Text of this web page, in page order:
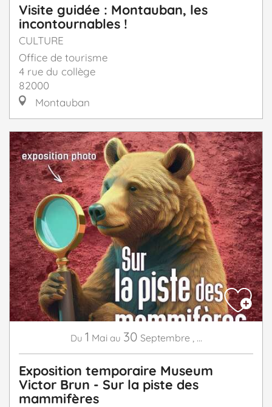
Visite guidée : Montauban, les
incontournables !
CULTURE
Office de tourisme
4 rue du collège
82000
Montauban
Du 1 Mai au 30 Septembre ...
Exposition temporaire Museum
Victor Brun - Sur la piste des
mammifères